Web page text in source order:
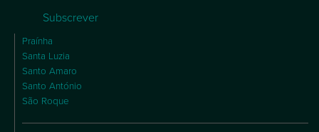
Subscrever
Praínha
Santa Luzia
Santo Amaro
Santo António
São Roque